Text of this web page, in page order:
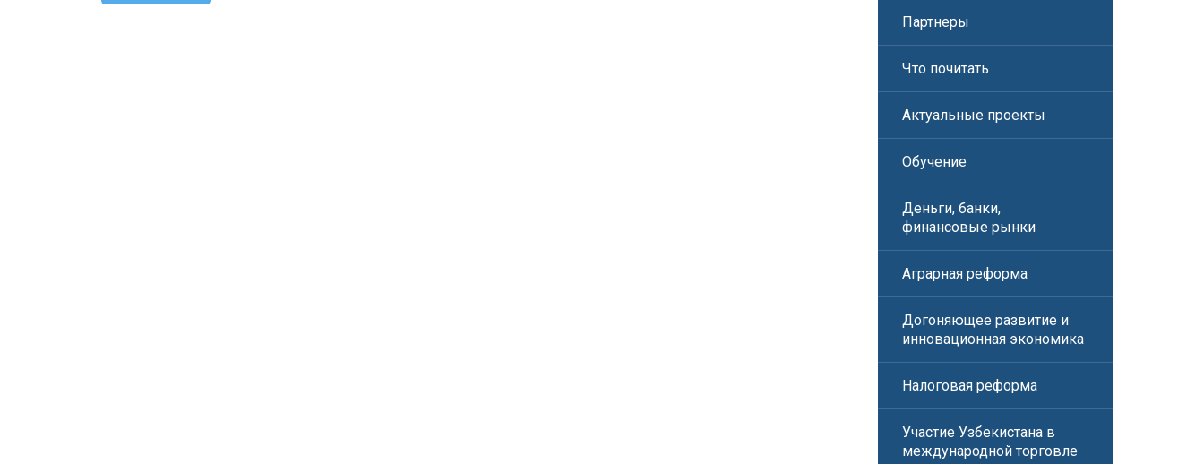
Партнеры
Что почитать
Актуальные проекты
Обучение
Деньги, банки,
финансовые рынки
Аграрная реформа
Догоняющее развитие и
инновационная экономика
Налоговая реформа
Участие Узбекистана в
международной торговле